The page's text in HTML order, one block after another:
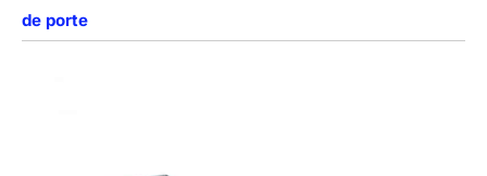
de porte